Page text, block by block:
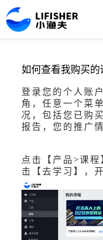
如何查看我购买的
登录您的个人账
角，任意一个菜
况，包括您已购
报告，您的推广
点击【产品>课
击【去学习】，